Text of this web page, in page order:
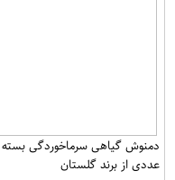
عددی از برند گلستان